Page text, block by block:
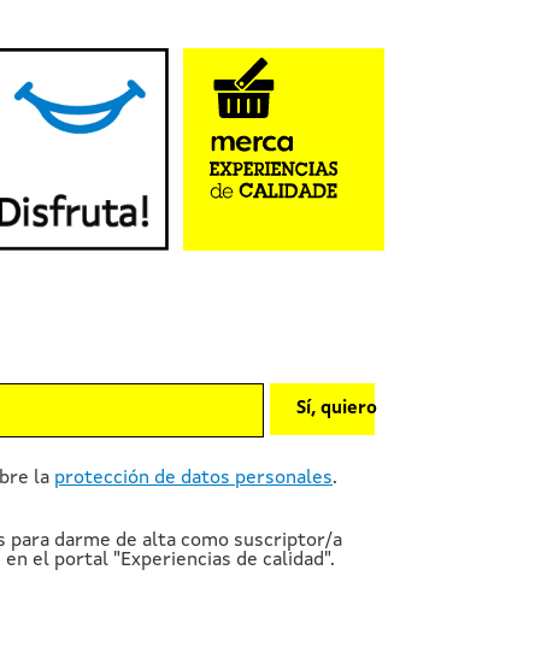
la protección de datos personales.
darme de alta como suscriptor/a
el portal "Experiencias de calidad".
Sí, quiero